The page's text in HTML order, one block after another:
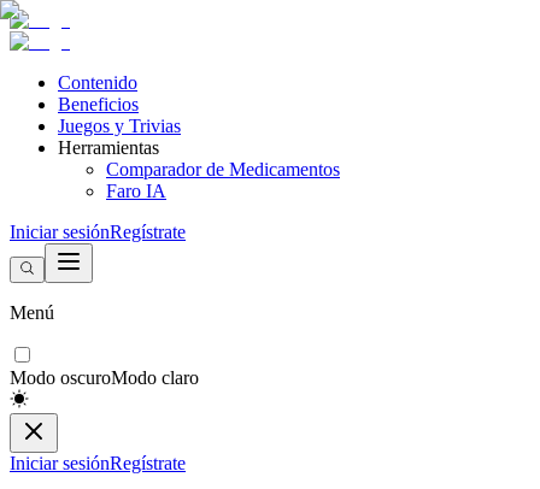
Contenido
Beneficios
Juegos y Trivias
Herramientas
Comparador de Medicamentos
Faro IA
Iniciar sesiónRegístrate
Menú
Modo oscuroModo claro
Iniciar sesiónRegístrate